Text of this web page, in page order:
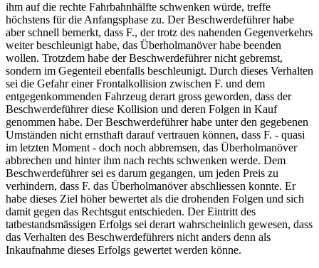
ihm auf die rechte Fahrbahnhälfte schwenken würde, treffe
höchstens für die Anfangsphase zu. Der Beschwerdeführer habe
aber schnell bemerkt, dass F., der trotz des nahenden Gegenverkehrs
weiter beschleunigt habe, das Überholmanöver habe beenden
wollen. Trotzdem habe der Beschwerdeführer nicht gebremst,
sondern im Gegenteil ebenfalls beschleunigt. Durch dieses Verhalten
sei die Gefahr einer Frontalkollision zwischen F. und dem
entgegenkommenden Fahrzeug derart gross geworden, dass der
Beschwerdeführer diese Kollision und deren Folgen in Kauf
genommen habe. Der Beschwerdeführer habe unter den gegebenen
Umständen nicht ernsthaft darauf vertrauen können, dass F. - quasi
im letzten Moment - doch noch abbremsen, das Überholmanöver
abbrechen und hinter ihm nach rechts schwenken werde. Dem
Beschwerdeführer sei es darum gegangen, um jeden Preis zu
verhindern, dass F. das Überholmanöver abschliessen konnte. Er
habe dieses Ziel höher bewertet als die drohenden Folgen und sich
damit gegen das Rechtsgut entschieden. Der Eintritt des
tatbestandsmässigen Erfolgs sei derart wahrscheinlich gewesen, dass
das Verhalten des Beschwerdeführers nicht anders denn als
Inkaufnahme dieses Erfolgs gewertet werden könne.